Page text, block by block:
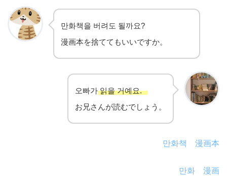
만화책을 버려도 될까요?
漫画本を捨ててもいいですか。
오빠가읽을 거예요.
お兄さんが読むでしょう。
만화책 漫画本
만화 漫画